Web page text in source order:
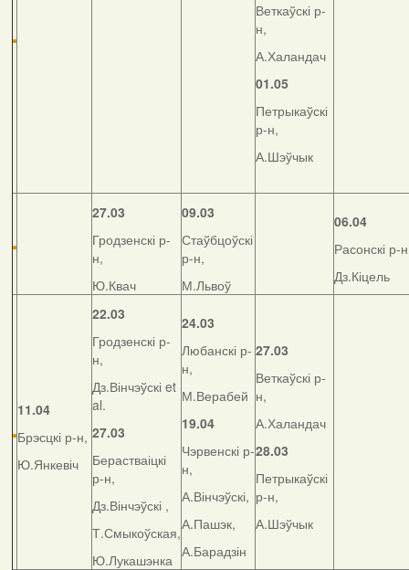
Веткаўскі р-
н,
А.Халандач
01.05
Петрыкаўскі
р-н,
А.Шэўчык
27.03
Гродзенскі р-
н,
Ю.Квач
09.03
Стаўбцоўскі
р-н,
М.Львоў
06.04
Расонскі р-
Дз.Кіцель
11.04
Брэсцкі р-н,
Ю.Янкевіч
22.03
Гродзенскі р-
н,
Дз.Вінчэўскі et
al.
27.03
Берастваіцкі
р-н,
Дз.Вінчэўскі ,
Т.Смыкоўская,
Ю.Лукашэнка
24.03
Любанскі р-
н,
М.Верабей
19.04
Чэрвенскі р-
н,
А.Вінчэўскі,
А.Пашэк,
А.Барадзін
27.03
Веткаўскі р-
н,
А.Халандач
28.03
Петрыкаўскі
р-н,
А.Шэўчык